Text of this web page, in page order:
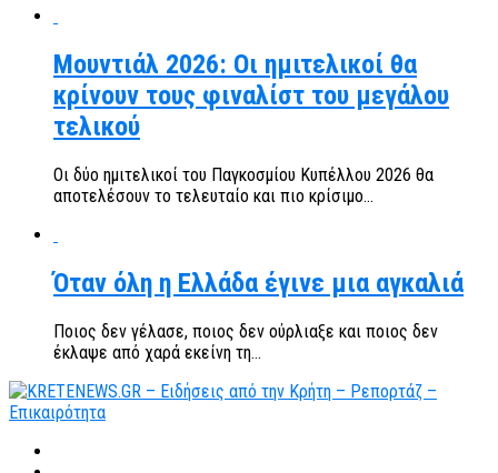
Μουντιάλ 2026: Οι ημιτελικοί θα
κρίνουν τους φιναλίστ του μεγάλου
τελικού
Οι δύο ημιτελικοί του Παγκοσμίου Κυπέλλου 2026 θα
αποτελέσουν το τελευταίο και πιο κρίσιμο...
Όταν όλη η Ελλάδα έγινε μια αγκαλιά
Ποιος δεν γέλασε, ποιος δεν ούρλιαξε και ποιος δεν
έκλαψε από χαρά εκείνη τη...